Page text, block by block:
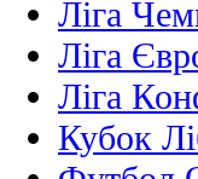
Ліга
Ліга
Ліга
Кубок